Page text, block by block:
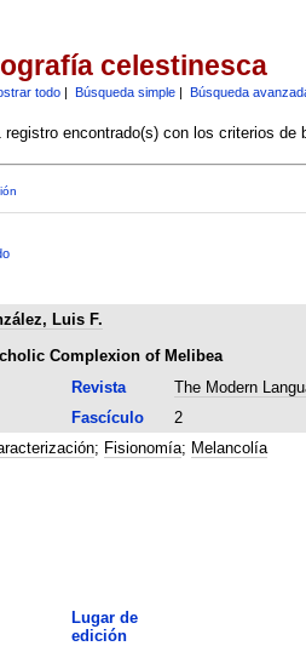
celestinesca
todo| Búsqueda simple| Búsqueda
registro encontrado(s) con los criterios de
Luis F.
Complexion of Melibea
Revista The Modern
Fascículo 2
; Fisionomía; Melancolía
Lugar de
edición